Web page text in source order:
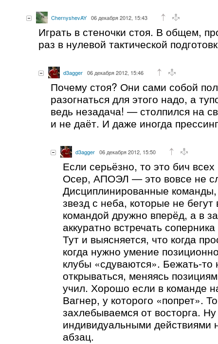
ChernyshevAY 06 декабря 2012, 15:43
Играть в стеночки стоя. В общем,
раз в нулевой тактической
d3agger 06 декабря 2012, 15:46
Почему стоя? Они сами собой
разогнаться для этого надо, а
ведь незадача! — столпился на
и не даёт. И даже иногда
d3agger 06 декабря 2012, 15:50
Если серьёзно, то это бич
Осер, АПОЭЛ — это вовсе не
Дисциплинированные
звезд с неба, которые не бегут
командой дружно вперёд, а в
аккуратно встречать
Тут и выясняется, что когда
когда нужно умение
клубы «сдуваются». Бежать-то
открываться, меняясь
учил. Хорошо если в команде
Вагнер, у которого «попрет».
захлебываемся от восторга.
индивидуальными действиями
абзац.